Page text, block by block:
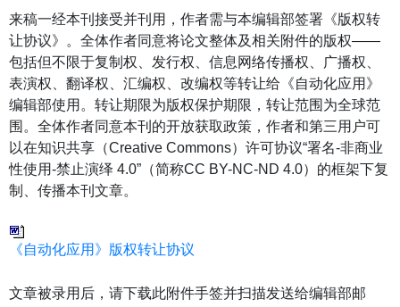
来稿一经本刊接受并刊用，作者需与本编辑部签署《版权转
让协议》。全体作者同意将论文整体及相关附件的版权——
包括但不限于复制权、发行权、信息网络传播权、广播权、
表演权、翻译权、汇编权、改编权等转让给《自动化应用》
编辑部使用。转让期限为版权保护期限，转让范围为全球范
围。全体作者同意本刊的开放获取政策，作者和第三用户可
以在知识共享（Creative Commons）许可协议“署名-非商业
性使用-禁止演绎 4.0”（简称CC BY-NC-ND 4.0）的框架下复
制、传播本刊文章。
《自动化应用》版权转让协议
文章被录用后，请下载此附件手签并扫描发送给编辑部邮